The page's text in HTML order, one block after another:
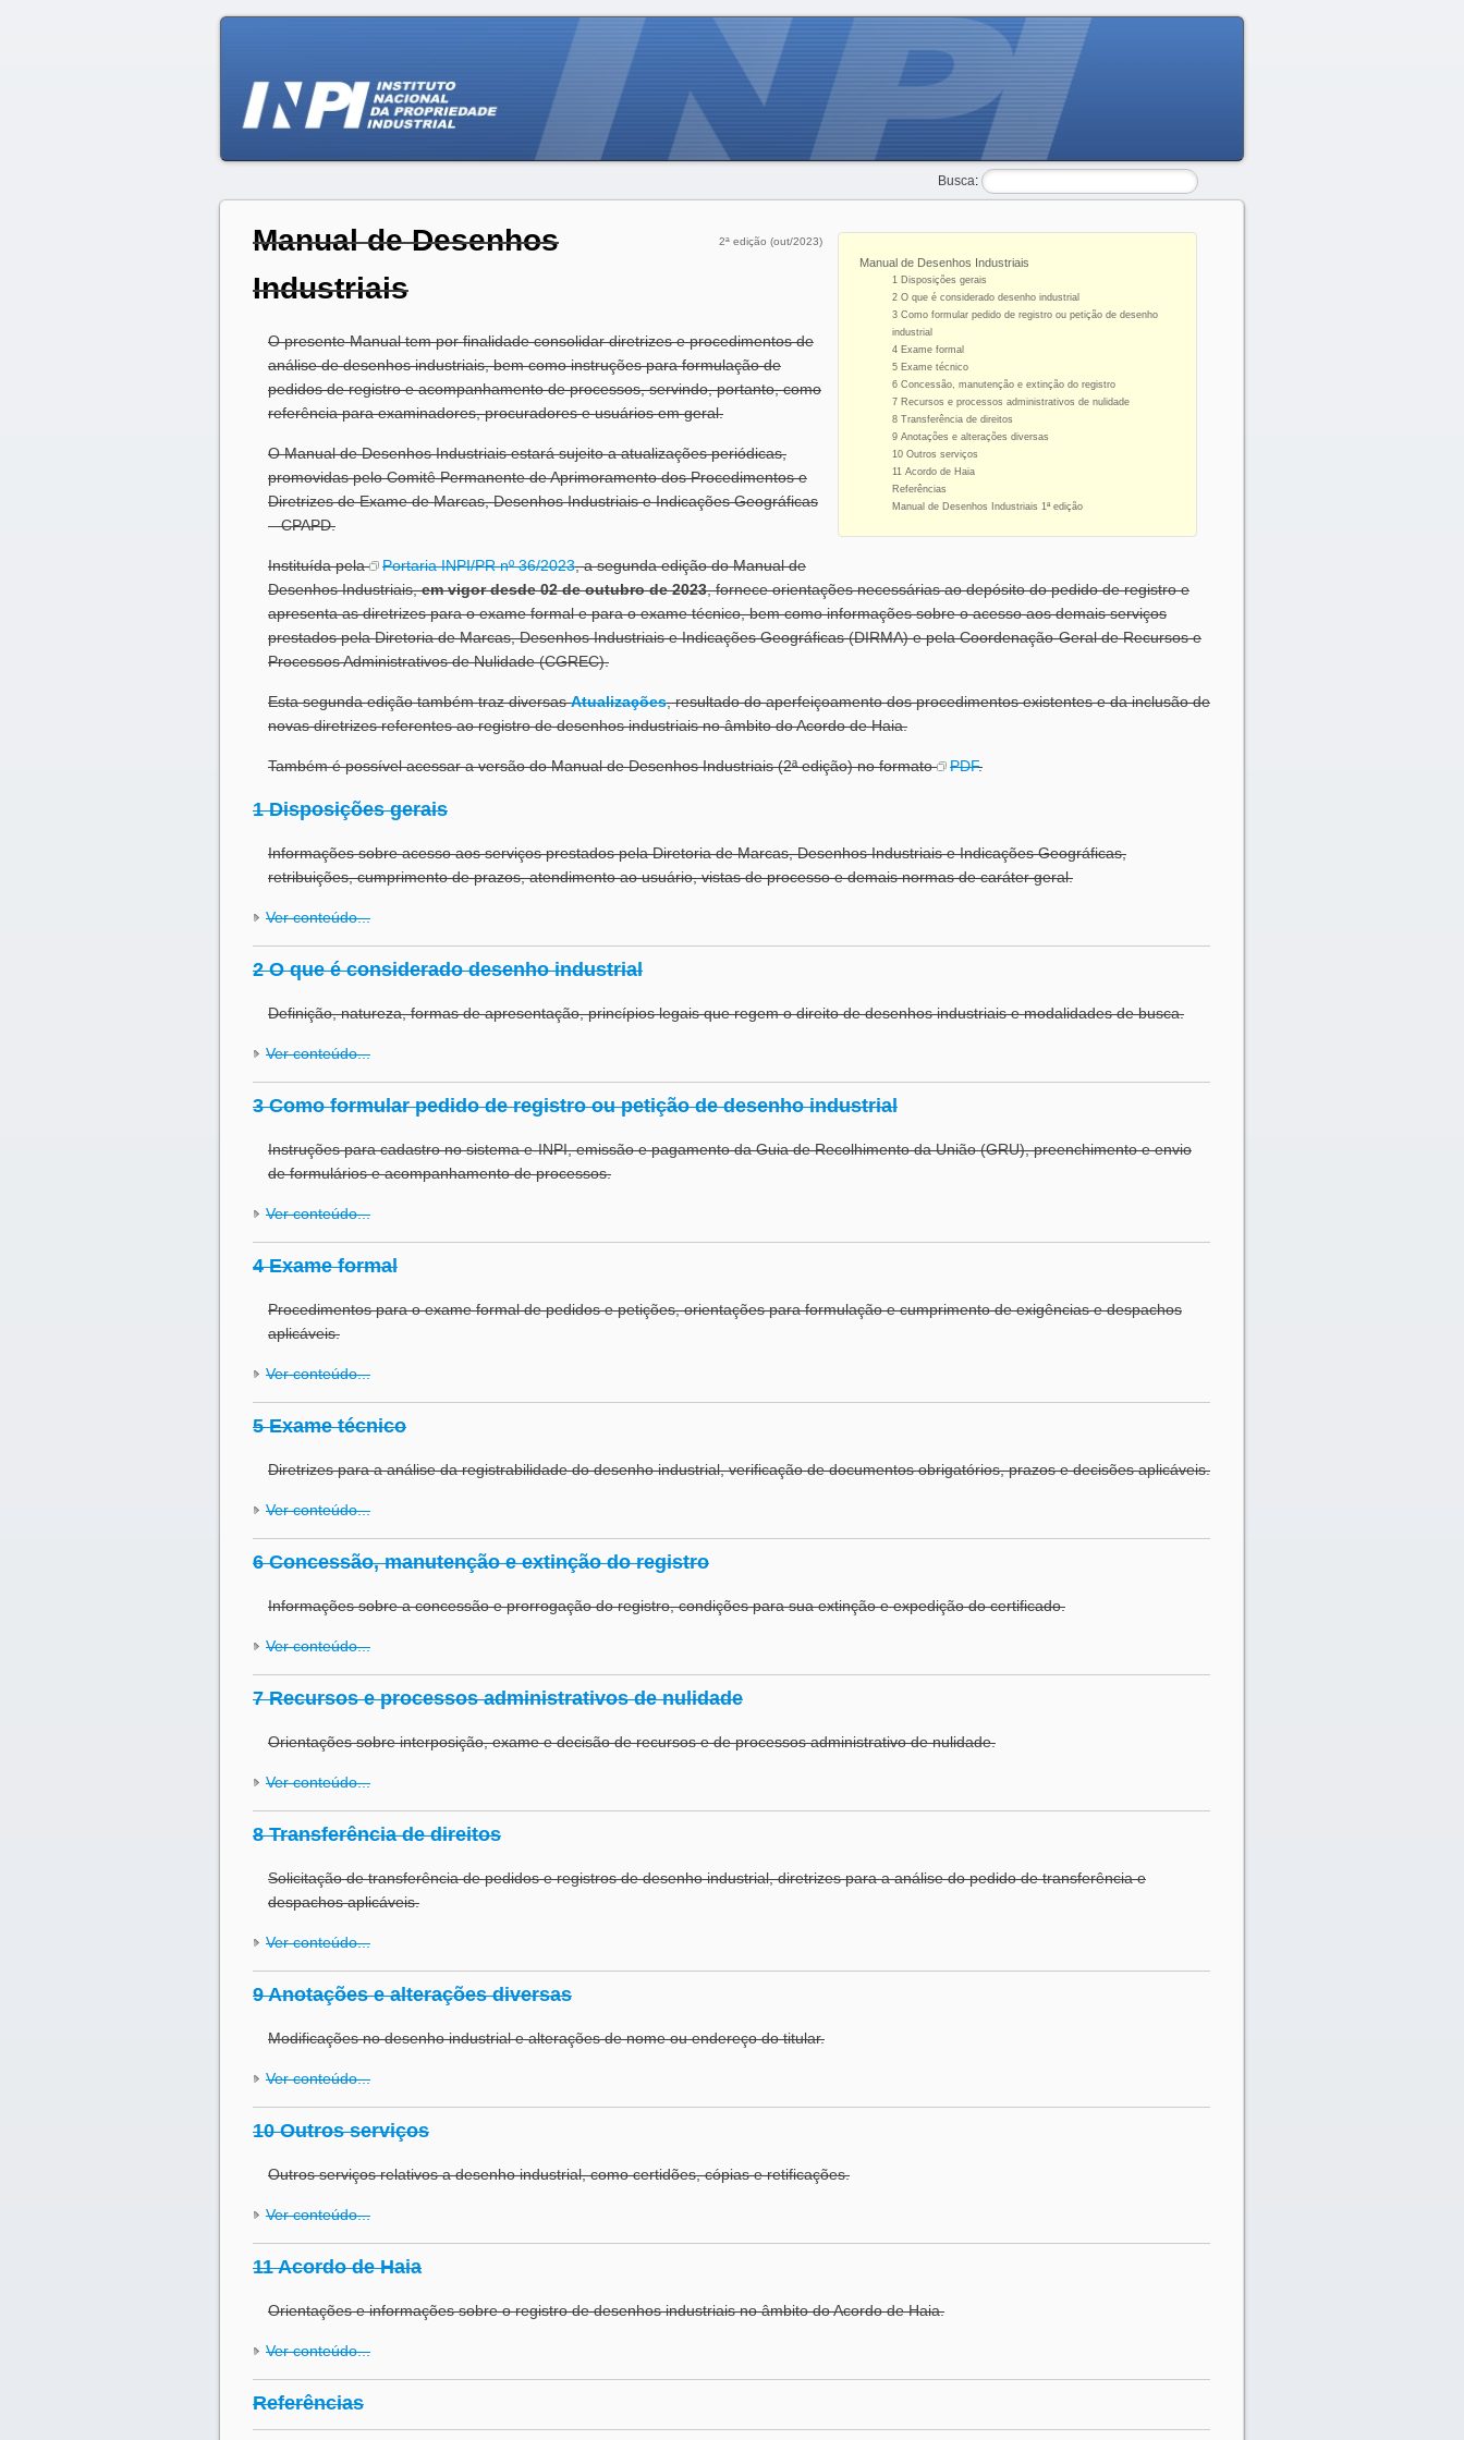
Busca:
Manual de Desenhos Industriais
1 Disposições gerais
2 O que é considerado desenho industrial
3 Como formular pedido de registro ou petição de desenho
industrial
4 Exame formal
5 Exame técnico
6 Concessão, manutenção e extinção do registro
7 Recursos e processos administrativos de nulidade
8 Transferência de direitos
9 Anotações e alterações diversas
10 Outros serviços
11 Acordo de Haia
Referências
Manual de Desenhos Industriais 1ª edição
2ª edição (out/2023)
Manual de Desenhos
Industriais
O presente Manual tem por finalidade consolidar diretrizes e procedimentos de
análise de desenhos industriais, bem como instruções para formulação de
pedidos de registro e acompanhamento de processos, servindo, portanto, como
referência para examinadores, procuradores e usuários em geral.
O Manual de Desenhos Industriais estará sujeito a atualizações periódicas,
promovidas pelo Comitê Permanente de Aprimoramento dos Procedimentos e
Diretrizes de Exame de Marcas, Desenhos Industriais e Indicações Geográficas
– CPAPD.
Instituída pela Portaria INPI/PR nº 36/2023, a segunda edição do Manual de
Desenhos Industriais,em vigor desde 02 de outubro de 2023, fornece orientações necessárias ao depósito do pedido de registro e
apresenta as diretrizes para o exame formal e para o exame técnico, bem como informações sobre o acesso aos demais serviços
prestados pela Diretoria de Marcas, Desenhos Industriais e Indicações Geográficas (DIRMA) e pela Coordenação-Geral de Recursos e
Processos Administrativos de Nulidade (CGREC).
Esta segunda edição também traz diversasAtualizações, resultado do aperfeiçoamento dos procedimentos existentes e da inclusão de
novas diretrizes referentes ao registro de desenhos industriais no âmbito do Acordo de Haia.
Também é possível acessar a versão do Manual de Desenhos Industriais (2ª edição) no formato PDF.
1 Disposições gerais
Informações sobre acesso aos serviços prestados pela Diretoria de Marcas, Desenhos Industriais e Indicações Geográficas,
retribuições, cumprimento de prazos, atendimento ao usuário, vistas de processo e demais normas de caráter geral.
Ver conteúdo...
2 O que é considerado desenho industrial
Definição, natureza, formas de apresentação, princípios legais que regem o direito de desenhos industriais e modalidades de busca.
Ver conteúdo...
3 Como formular pedido de registro ou petição de desenho industrial
Instruções para cadastro no sistema e-INPI, emissão e pagamento da Guia de Recolhimento da União (GRU), preenchimento e envio
de formulários e acompanhamento de processos.
Ver conteúdo...
4 Exame formal
Procedimentos para o exame formal de pedidos e petições, orientações para formulação e cumprimento de exigências e despachos
aplicáveis.
Ver conteúdo...
5 Exame técnico
Diretrizes para a análise da registrabilidade do desenho industrial, verificação de documentos obrigatórios, prazos e decisões aplicáveis.
Ver conteúdo...
6 Concessão, manutenção e extinção do registro
Informações sobre a concessão e prorrogação do registro, condições para sua extinção e expedição do certificado.
Ver conteúdo...
7 Recursos e processos administrativos de nulidade
Orientações sobre interposição, exame e decisão de recursos e de processos administrativo de nulidade.
Ver conteúdo...
8 Transferência de direitos
Solicitação de transferência de pedidos e registros de desenho industrial, diretrizes para a análise do pedido de transferência e
despachos aplicáveis.
Ver conteúdo...
9 Anotações e alterações diversas
Modificações no desenho industrial e alterações de nome ou endereço do titular.
Ver conteúdo...
10 Outros serviços
Outros serviços relativos a desenho industrial, como certidões, cópias e retificações.
Ver conteúdo...
11 Acordo de Haia
Orientações e informações sobre o registro de desenhos industriais no âmbito do Acordo de Haia.
Ver conteúdo...
Referências